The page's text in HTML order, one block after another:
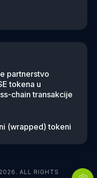
partnerstvo
tokena u
chain transakcije
(wrapped) tokeni
ALL RIGHTS